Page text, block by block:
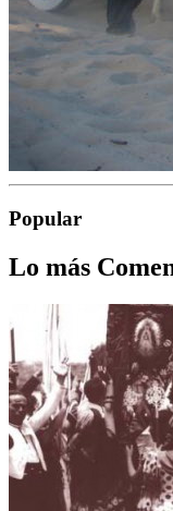
Popular
Lo más